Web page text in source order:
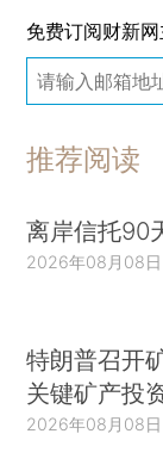
免费订阅财新
推荐阅读
离岸信托90
2026年08月08日
特朗普召开
关键矿产投
2026年08月08日